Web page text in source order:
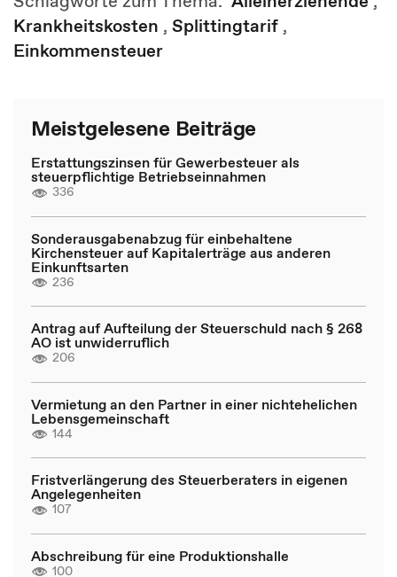
Krankheitskosten , Splittingtarif ,
Einkommensteuer
Meistgelesene Beiträge
Erstattungszinsen für Gewerbesteuer als
steuerpflichtige Betriebseinnahmen
336
Sonderausgabenabzug für einbehaltene
Kirchensteuer auf Kapitalerträge aus anderen
Einkunftsarten
236
Antrag auf Aufteilung der Steuerschuld nach § 268
AO ist unwiderruflich
206
Vermietung an den Partner in einer nichtehelichen
Lebensgemeinschaft
144
Fristverlängerung des Steuerberaters in eigenen
Angelegenheiten
107
Abschreibung für eine Produktionshalle
100